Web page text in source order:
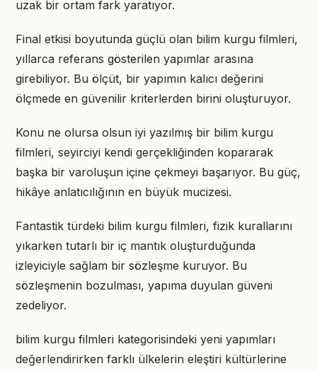
uzak bir ortam fark yaratıyor.
Final etkisi boyutunda güçlü olan bilim kurgu filmleri,
yıllarca referans gösterilen yapımlar arasına
girebiliyor. Bu ölçüt, bir yapımın kalıcı değerini
ölçmede en güvenilir kriterlerden birini oluşturuyor.
Konu ne olursa olsun iyi yazılmış bir bilim kurgu
filmleri, seyirciyi kendi gerçekliğinden kopararak
başka bir varoluşun içine çekmeyi başarıyor. Bu güç,
hikâye anlatıcılığının en büyük mucizesi.
Fantastik türdeki bilim kurgu filmleri, fizik kurallarını
yıkarken tutarlı bir iç mantık oluşturduğunda
izleyiciyle sağlam bir sözleşme kuruyor. Bu
sözleşmenin bozulması, yapıma duyulan güveni
zedeliyor.
bilim kurgu filmleri kategorisindeki yeni yapımları
değerlendirirken farklı ülkelerin eleştiri kültürlerine